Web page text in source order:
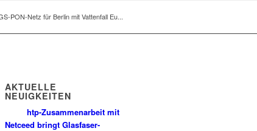
PON-Netz für Berlin mit Vattenfall Eu...
AKTUELLE
NEUIGKEITEN
htp-Zusammenarbeit mit
Netceed bringt Glasfaser-